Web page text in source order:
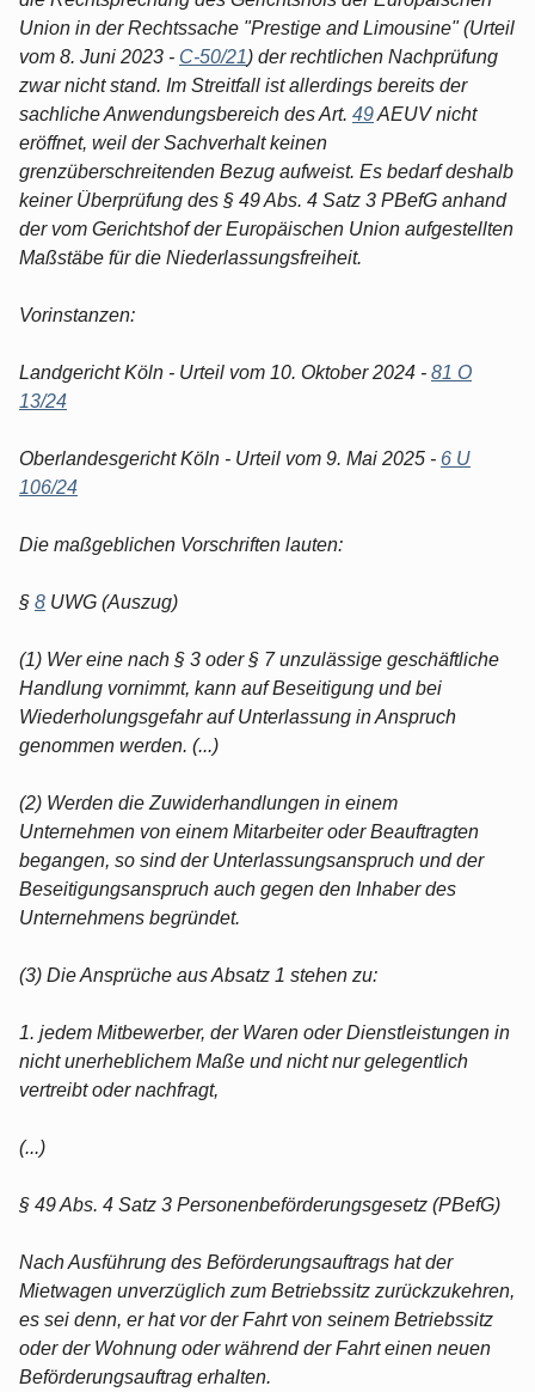
Union in der Rechtssache "Prestige and Limousine" (Urteil
vom 8. Juni 2023 - C-50/21) der rechtlichen Nachprüfung
zwar nicht stand. Im Streitfall ist allerdings bereits der
sachliche Anwendungsbereich des Art. 49AEUV nicht
eröffnet, weil der Sachverhalt keinen
grenzüberschreitenden Bezug aufweist. Es bedarf deshalb
keiner Überprüfung des § 49 Abs. 4 Satz 3 PBefG anhand
der vom Gerichtshof der Europäischen Union aufgestellten
Maßstäbe für die Niederlassungsfreiheit.
Vorinstanzen:
Landgericht Köln - Urteil vom 10. Oktober 2024 - 81 O
13/24
Oberlandesgericht Köln - Urteil vom 9. Mai 2025 - 6 U
106/24
Die maßgeblichen Vorschriften lauten:
§ 8 UWG (Auszug)
(1) Wer eine nach § 3 oder § 7 unzulässige geschäftliche
Handlung vornimmt, kann auf Beseitigung und bei
Wiederholungsgefahr auf Unterlassung in Anspruch
genommen werden. (...)
(2) Werden die Zuwiderhandlungen in einem
Unternehmen von einem Mitarbeiter oder Beauftragten
begangen, so sind der Unterlassungsanspruch und der
Beseitigungsanspruch auch gegen den Inhaber des
Unternehmens begründet.
(3) Die Ansprüche aus Absatz 1 stehen zu:
1. jedem Mitbewerber, der Waren oder Dienstleistungen in
nicht unerheblichem Maße und nicht nur gelegentlich
vertreibt oder nachfragt,
(...)
§ 49 Abs. 4 Satz 3 Personenbeförderungsgesetz (PBefG)
Nach Ausführung des Beförderungsauftrags hat der
Mietwagen unverzüglich zum Betriebssitz zurückzukehren,
es sei denn, er hat vor der Fahrt von seinem Betriebssitz
oder der Wohnung oder während der Fahrt einen neuen
Beförderungsauftrag erhalten.